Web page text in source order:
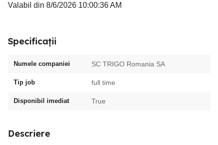
Valabil din 8/6/2026 10:00:36 AM
Specificații
Numele companiei SC TRIGO Romania SA
Tip job full time
Disponibil imediat True
Descriere